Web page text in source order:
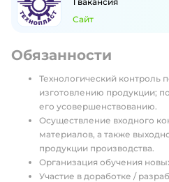
Сайт
Обязанности
Технологический контроль
изготовлению продукции;
его усовершенствованию.
Осуществление входного
материалов, а также
продукции производства.
Организация обучения
Участие в доработке /